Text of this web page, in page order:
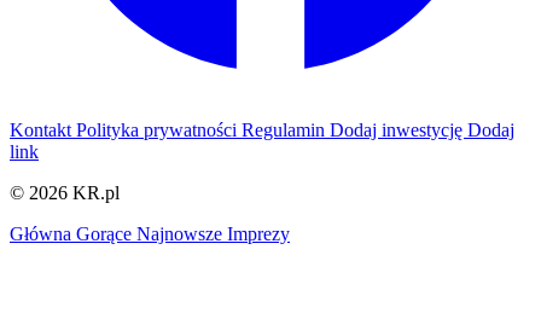
Kontakt Polityka prywatności Regulamin Dodaj inwestycję Dodaj
link
© 2026 KR.pl
Główna Gorące Najnowsze Imprezy